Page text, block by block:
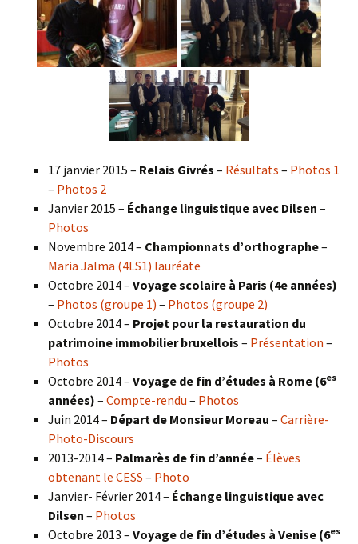
17 janvier 2015 – Relais Givrés – Résultats – Photos 1
– Photos 2
Janvier 2015 – Échange linguistique avec Dilsen –
Photos
Novembre 2014 – Championnats d’orthographe–
Maria Jalma (4LS1) lauréate
Octobre 2014 – Voyage scolaire à Paris (4e années)
– Photos (groupe 1) – Photos (groupe 2)
Octobre 2014 – Projet pour la restauration du
patrimoine immobilier bruxellois – Présentation –
Photos
Octobre 2014 – Voyage de fin d’études à Rome (6es
années) – Compte-rendu – Photos
Juin 2014 – Départ de Monsieur Moreau – Carrière-
Photo-Discours
2013-2014 – Palmarès de fin d’année– Élèves
obtenant le CESS – Photo
Janvier- Février 2014 – Échange linguistique avec
Dilsen – Photos
Octobre 2013 – Voyage de fin d’études à Venise (6es